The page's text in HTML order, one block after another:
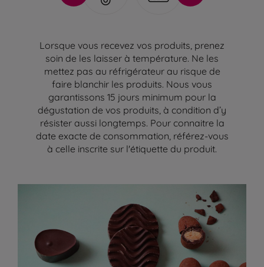
Lorsque vous recevez vos produits, prenez
soin de les laisser à température. Ne les
mettez pas au réfrigérateur au risque de
faire blanchir les produits. Nous vous
garantissons 15 jours minimum pour la
dégustation de vos produits, à condition d’y
résister aussi longtemps. Pour connaitre la
date exacte de consommation, référez-vous
à celle inscrite sur l'étiquette du produit.